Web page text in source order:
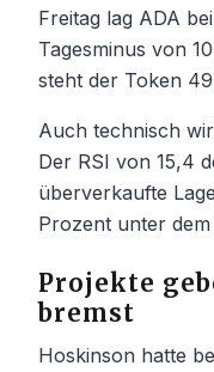
Freitag lag ADA
Tagesminus von
steht der Token
Auch technisch
Der RSI von 15,4
überverkaufte
Prozent unter
Projekte
bremst
Hoskinson hatte